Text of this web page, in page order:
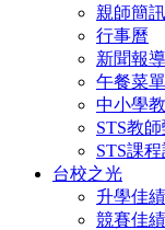
親師簡訊
行事曆
新聞報導
午餐菜單
中小學
STS教
STS課
台校之光
升學佳績
競賽佳績